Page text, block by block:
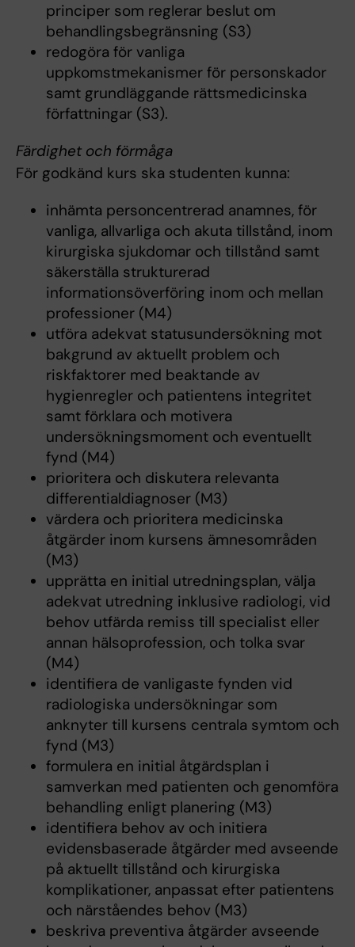
principer som reglerar beslut om
behandlingsbegränsning (S3)
redogöra för vanliga
uppkomstmekanismer för personskador
samt grundläggande rättsmedicinska
författningar (S3).
Färdighet och förmåga
För godkänd kurs ska studenten kunna:
inhämta personcentrerad anamnes, för
vanliga, allvarliga och akuta tillstånd, inom
kirurgiska sjukdomar och tillstånd samt
säkerställa strukturerad
informationsöverföring inom och mellan
professioner (M4)
utföra adekvat statusundersökning mot
bakgrund av aktuellt problem och
riskfaktorer med beaktande av
hygienregler och patientens integritet
samt förklara och motivera
undersökningsmoment och eventuellt
fynd (M4)
prioritera och diskutera relevanta
differentialdiagnoser (M3)
värdera och prioritera medicinska
åtgärder inom kursens ämnesområden
(M3)
upprätta en initial utredningsplan, välja
adekvat utredning inklusive radiologi, vid
behov utfärda remiss till specialist eller
annan hälsoprofession, och tolka svar
(M4)
identifiera de vanligaste fynden vid
radiologiska undersökningar som
anknyter till kursens centrala symtom och
fynd (M3)
formulera en initial åtgärdsplan i
samverkan med patienten och genomföra
behandling enligt planering (M3)
identifiera behov av och initiera
evidensbaserade åtgärder med avseende
på aktuellt tillstånd och kirurgiska
komplikationer, anpassat efter patientens
och närståendes behov (M3)
beskriva preventiva åtgärder avseende